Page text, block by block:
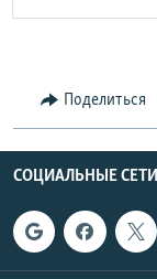
Поделиться
СОЦИАЛЬНЫЕ СЕТИ